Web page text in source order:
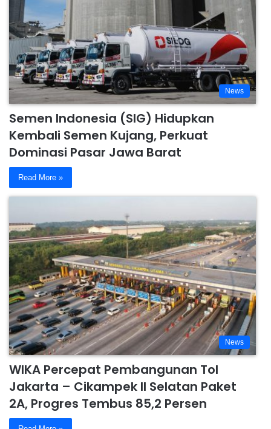
News
Semen Indonesia (SIG) Hidupkan
Kembali Semen Kujang, Perkuat
Dominasi Pasar Jawa Barat
Read More »
News
WIKA Percepat Pembangunan Tol
Jakarta – Cikampek II Selatan Paket
2A, Progres Tembus 85,2 Persen